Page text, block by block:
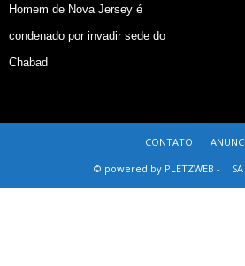
Homem de Nova Jersey é
condenado por invadir sede do
Chabad
CONTATO
© powered by PLETZWEB -